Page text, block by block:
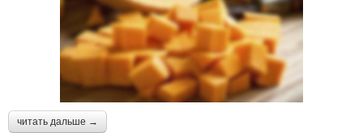
читать дальше →